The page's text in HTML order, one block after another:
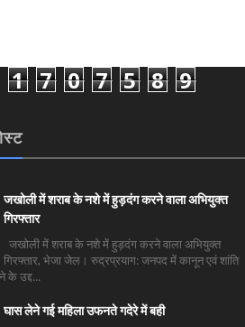
1 7 0 7 5 8 9
जखोली में शराब के नशे में हुड़दंग करने वाला अभियुक्त
गिरफ्तार
जखोली में शराब के नशे में हुड़दंग करने वाला अभियुक्त
गिरफ्तार, भेजा जेल। रुद्रप्रयाग: जनपद में कानून एवं शांति
के उद्द...
घास लेने गई महिला उफनते गदेरे में बही